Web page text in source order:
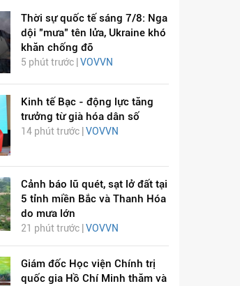
Thời sự quốc tế sáng 7/8: Nga
dội "mưa" tên lửa, Ukraine khó
khăn chống đỡ
5 phút trước | VOVVN
Kinh tế Bạc - động lực tăng
trưởng từ già hóa dân số
14 phút trước | VOVVN
Cảnh báo lũ quét, sạt lở đất tại
5 tỉnh miền Bắc và Thanh Hóa
do mưa lớn
21 phút trước | VOVVN
Giám đốc Học viện Chính trị
quốc gia Hồ Chí Minh thăm và